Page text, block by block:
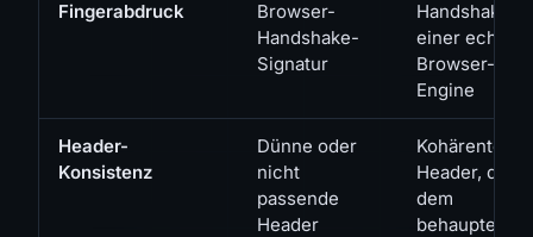
Fingerabdruck
Browser-
Handshake-
Signatur
Handshake
einer echten
Browser-
Engine
Header-
Konsistenz
Dünne oder
nicht
passende
Header
Kohärente
Header, die
dem
behaupteten